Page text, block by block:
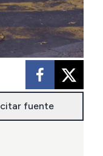
citar fuente